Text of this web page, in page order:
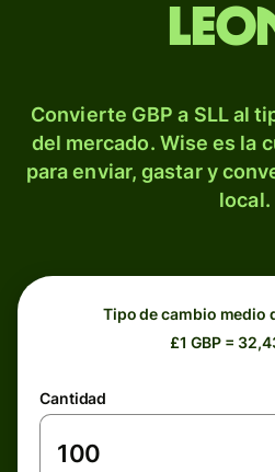
Convierte GBP a SLL al
del mercado. Wise es la
para enviar, gastar y
local.
Tipo de cambio medio
£1 GBP =
Cantidad